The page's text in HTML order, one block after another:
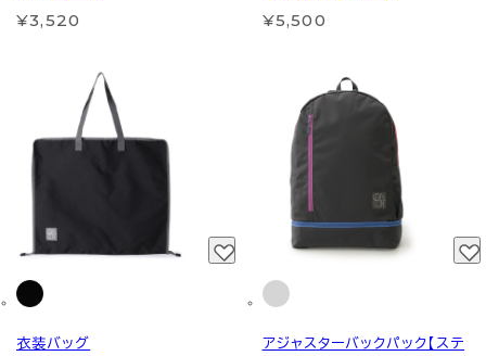
¥3,520 ¥5,500
衣装バッグ
アジャスターバックパック【ステ